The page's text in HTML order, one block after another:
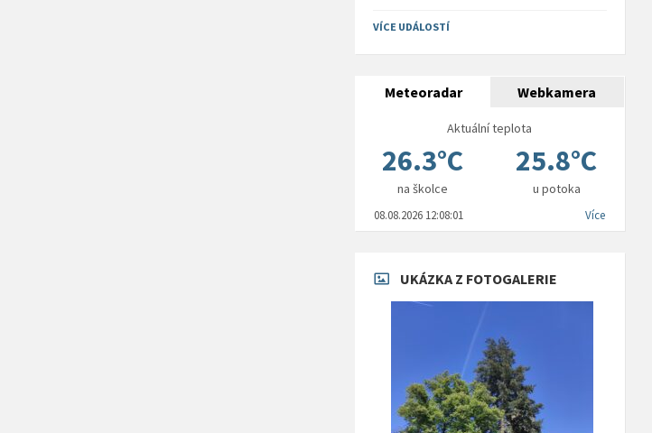
VÍCE UDÁLOSTÍ
Meteoradar Webkamera
Aktuální teplota
26.3°C 25.8°C
na školce u potoka
08.08.2026 12:08:01 Více
UKÁZKA Z FOTOGALERIE